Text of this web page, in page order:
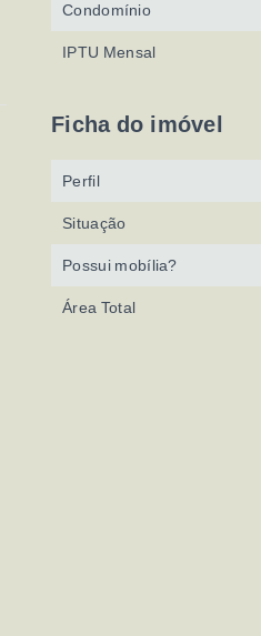
Condomínio
IPTU Mensal
Ficha do imóvel
Perfil
Situação
Possui mobília?
Área Total